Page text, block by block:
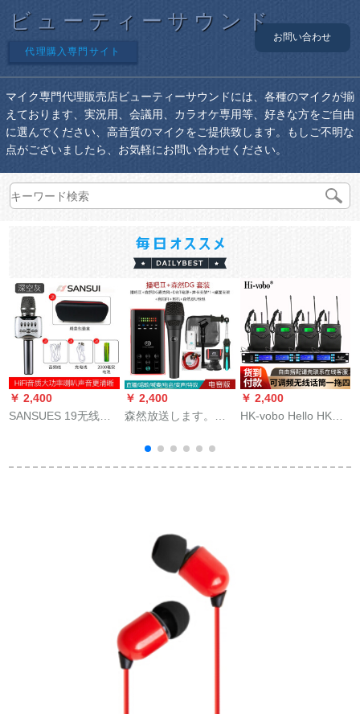
ビューティーサウンド
代理購入専門サイト
お問い合わせ
マイク専門代理販売店ビューティーサウンドには、各種のマイクが揃
えております、実況用、会議用、カラオケ専用等、好きな方をご自由
に選んでください、高音質のマイクをご提供致します。もしご不明な
点がございましたら、お気軽にお問い合わせください。
￥ 2,400
SANSUES 19无线ブ
神器车载深空灰
￥ 2,400
森然放送します。二
オーディックは全国
民のためにカラオケ
￥ 2,400
HK-vobo Hello HK
します。K歌マキ出演